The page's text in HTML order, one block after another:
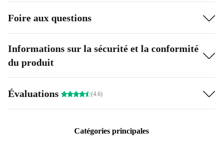
Foire aux questions
Informations sur la sécurité et la conformité
du produit
Évaluations (4.6)
Catégories principales